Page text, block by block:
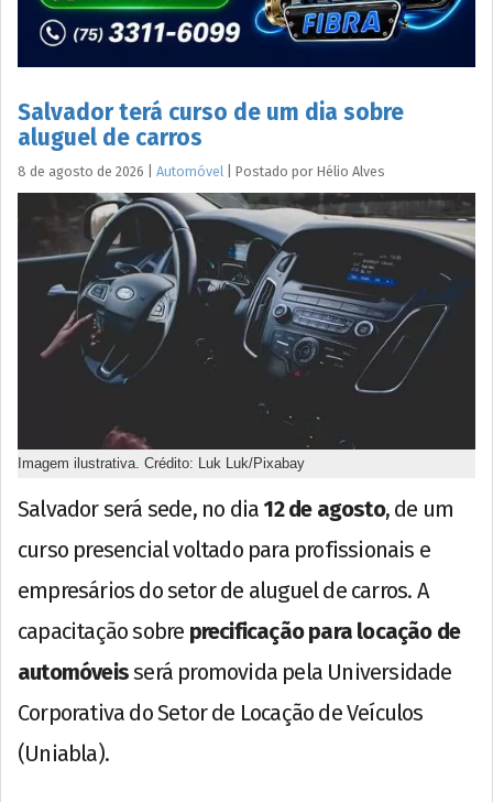
Salvador terá curso de um dia sobre
aluguel de carros
8 de agosto de 2026 Automóvel Postado por Hélio Alves
Imagem ilustrativa. Crédito: Luk Luk/Pixabay
Salvador será sede, no dia 12 de agosto, de um
curso presencial voltado para profissionais e
empresários do setor de aluguel de carros. A
capacitação sobre precificação para locação de
automóveisserá promovida pela Universidade
Corporativa do Setor de Locação de Veículos
(Uniabla).